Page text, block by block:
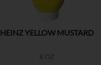
HEINZ YELLOW MUSTARD
8 OZ